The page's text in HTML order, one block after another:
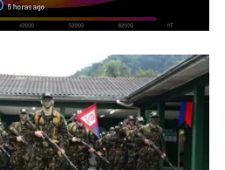
6 horas ago